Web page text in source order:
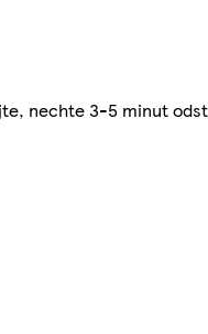
nechte 3-5 minut